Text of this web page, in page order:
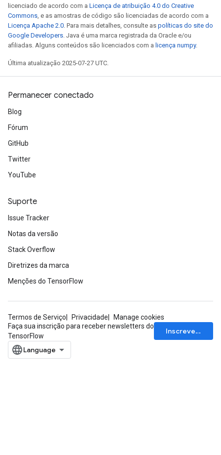
licenciado de acordo com a Licença de atribuição 4.0 do Creative
Commons, e as amostras de código são licenciadas de acordo com a
Licença Apache 2.0. Para mais detalhes, consulte as políticas do site do
Google Developers. Java é uma marca registrada da Oracle e/ou
afiliadas. Alguns conteúdos são licenciados com a licença numpy.
Última atualização 2025-07-27 UTC.
Permanecer conectado
Blog
Fórum
GitHub
Twitter
YouTube
Suporte
Issue Tracker
Notas da versão
Stack Overflow
Diretrizes da marca
Menções do TensorFlow
Termos de Serviço Privacidade
Manage cookies
Faça sua inscrição para receber newsletters do
TensorFlow
Inscrever-se